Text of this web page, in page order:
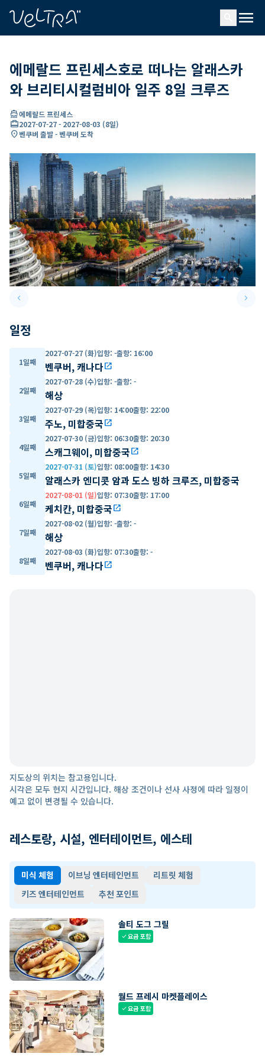
menu
에메랄드 프린세스호로 떠나는 알래스카
와 브리티시컬럼비아 일주 8일 크루즈
directions_boat에메랄드 프린세스
card_travel2027-07-27- 2027-08-03 (8일)
location_on벤쿠버 출발 - 벤쿠버 도착
keyboard_arrow_leftPrevious slide keyboard_arrow_right
일정
1일째
2027-07-27 (화)입항: -출항: 16:00
벤쿠버, 캐나다open_in_new
2일째
2027-07-28 (수)입항: -출항: -
해상
3일째
2027-07-29 (목)입항: 14:00출항: 22:00
주노, 미합중국open_in_new
4일째
2027-07-30 (금)입항: 06:30출항: 20:30
스캐그웨이, 미합중국open_in_new
5일째
2027-07-31 (토)입항: 08:00출항: 14:30
알래스카 엔디콧 암과 도스 빙하 크루즈, 미합중국
6일째
2027-08-01 (일)입항: 07:30출항: 17:00
케치칸, 미합중국open_in_new
7일째
2027-08-02 (월)입항: -출항: -
해상
8일째
2027-08-03 (화)입항: 07:30출항: -
벤쿠버, 캐나다open_in_new
지도상의 위치는 참고용입니다.
시각은 모두 현지 시간입니다. 해상 조건이나 선사 사정에 따라 일정이
예고 없이 변경될 수 있습니다.
레스토랑, 시설, 엔터테이먼트, 에스테
미식 체험 이브닝 엔터테인먼트
리트릿 체험
키즈 엔터테인먼트
추천 포인트
솔티 도그 그릴
check요금 포함
월드 프레시 마켓플레이스
check요금 포함